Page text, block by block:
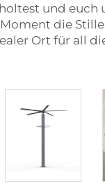
und euch
die Stille
Ort für all